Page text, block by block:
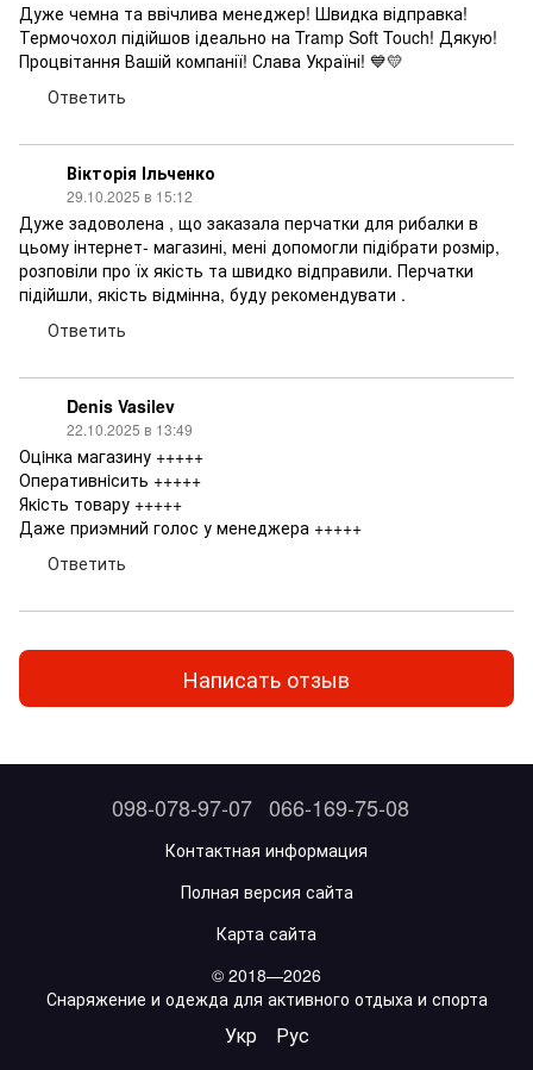
Дуже чемна та ввічлива менеджер! Швидка відправка!
Термочохол підійшов ідеально на Tramp Soft Touch! Дякую!
Процвітання Вашій компанії! Слава Україні! 💙💛
Ответить
Вікторія Ільченко
29.10.2025 в 15:12
Дуже задоволена , що заказала перчатки для рибалки в
цьому інтернет- магазині, мені допомогли підібрати розмір,
розповіли про їх якість та швидко відправили. Перчатки
підійшли, якість відмінна, буду рекомендувати .
Ответить
Denis Vasilev
22.10.2025 в 13:49
Оцiнка магазину +++++
Оперативнiсить +++++
Якiсть товару +++++
Даже приэмний голос у менеджера +++++
Ответить
Написать отзыв
098-078-97-07 066-169-75-08
Контактная информация
Полная версия сайта
Карта сайта
© 2018—2026
Снаряжение и одежда для активного отдыха и спорта
Укр Рус